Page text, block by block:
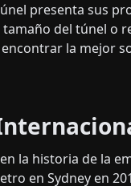
presenta sus
del túnel o
la mejor
la historia de la
en Sydney en